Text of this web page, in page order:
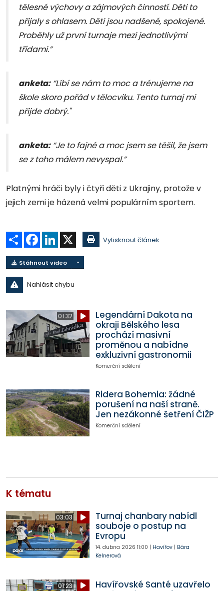
tělesné výchovy a zájmových činností. Děti to
přijaly s ohlasem. Děti jsou nadšené, spokojené.
Proběhly už první turnaje mezi jednotlivými
třídami.”
anketa:“Líbí se nám to moc a trénujeme na
škole skoro pořád v tělocviku. Tento turnaj mi
přijde dobrý."
anketa:“Je to fajné a moc jsem se těšil, že jsem
se z toho málem nevyspal.”
Platnými hráči byly i čtyři děti z Ukrajiny, protože v
jejich zemi je házená velmi populárním sportem.
Sdílet Facebook
LinkedIn Vytisknout článek
Stáhnout video
Nahlásit chybu
01:32
Legendární Dakota na
okraji Bělského lesa
prochází masivní
proměnou a nabídne
exkluzivní gastronomii
Komerční sdělení
Ridera Bohemia: žádné
porušení na naší straně.
Jen nezákonné šetření ČIŽP
Komerční sdělení
K tématu
03:03
Turnaj chanbary nabídl
souboje o postup na
Evropu
14. dubna 2026 11:00 | Havířov| Bára
Kelnerová
01:23
Havířovské Santé uzavřelo